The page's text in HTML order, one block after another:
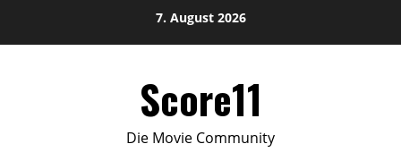
7. August 2026
Score11
Die Movie Community